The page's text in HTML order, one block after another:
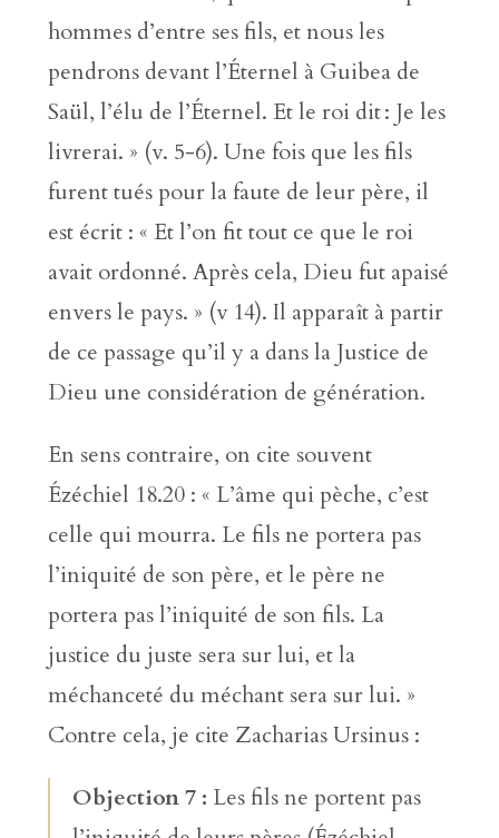
hommes d’entre ses fils, et nous les
pendrons devant l’Éternel à Guibea de
Saül, l’élu de l’Éternel. Et le roi dit : Je les
livrerai. » (v. 5-6). Une fois que les fils
furent tués pour la faute de leur père, il
est écrit : « Et l’on fit tout ce que le roi
avait ordonné. Après cela, Dieu fut apaisé
envers le pays. » (v 14). Il apparaît à partir
de ce passage qu’il y a dans la Justice de
Dieu une considération de génération.
En sens contraire, on cite souvent
Ézéchiel 18.20 : « L’âme qui pèche, c’est
celle qui mourra. Le fils ne portera pas
l’iniquité de son père, et le père ne
portera pas l’iniquité de son fils. La
justice du juste sera sur lui, et la
méchanceté du méchant sera sur lui. »
Contre cela, je cite Zacharias Ursinus :
Objection 7 : Les fils ne portent pas